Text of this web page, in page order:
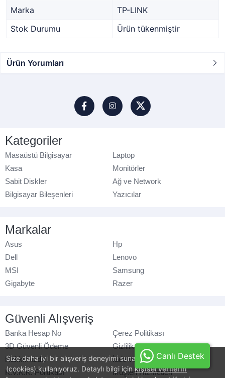
Size daha iyi bir alışveriş deneyimi sunabilmek için, çerezler
(cookies) kullanıyoruz. Detaylı bilgi için kişisel verilerin
Marka
TP-LINK
Stok Durumu
Ürün tükenmiştir
Ürün Yorumları
Kategoriler
Masaüstü Bilgisayar
Laptop
Kasa
Monitörler
Sabit Diskler
Ağ ve Network
Bilgisayar Bileşenleri
Yazıcılar
Markalar
Asus
Hp
Dell
Lenovo
MSI
Samsung
Gigabyte
Razer
Güvenli Alışveriş
Banka Hesap No
Çerez Politikası
3D Güvenli Ödeme
Gizlilik Politikası
Hakkımızda
İade ve Değişim
K.V.K.K. Politikası
Müşteri Hizmetleri
Canlı Destek